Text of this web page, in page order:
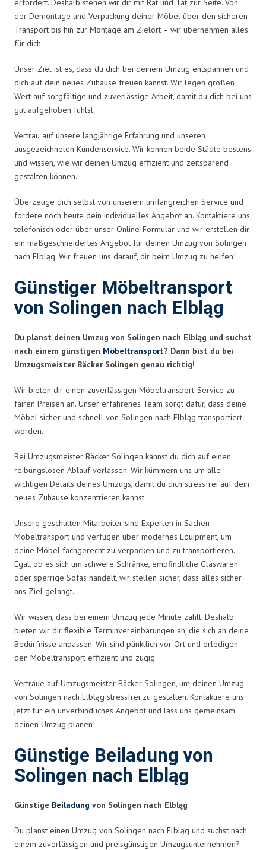
erfordert. Deshalb stehen wir dir mit Rat und Tat zur Seite. Von
der Demontage und Verpackung deiner Möbel über den sicheren
Transport bis hin zur Montage am Zielort – wir übernehmen alles
für dich.
Unser Ziel ist es, dass du dich bei deinem Umzug entspannen und
dich auf dein neues Zuhause freuen kannst. Wir legen großen
Wert auf sorgfältige und zuverlässige Arbeit, damit du dich bei uns
gut aufgehoben fühlst.
Vertrau auf unsere langjährige Erfahrung und unseren
ausgezeichneten Kundenservice. Wir kennen beide Städte bestens
und wissen, wie wir deinen Umzug effizient und zeitsparend
gestalten können.
Überzeuge dich selbst von unserem umfangreichen Service und
fordere noch heute dein individuelles Angebot an. Kontaktiere uns
telefonisch oder über unser Online-Formular und wir erstellen dir
ein maßgeschneidertes Angebot für deinen Umzug von Solingen
nach Elbląg. Wir freuen uns darauf, dir beim Umzug zu helfen!
Günstiger Möbeltransport
von Solingen nach Elbląg
Du planst deinen Umzug von Solingen nach Elbląg und suchst
nach einem günstigen Möbeltransport? Dann bist du bei
Umzugsmeister Bäcker Solingen genau richtig!
Wir bieten dir einen zuverlässigen Möbeltransport-Service zu
fairen Preisen an. Unser erfahrenes Team sorgt dafür, dass deine
Möbel sicher und schnell von Solingen nach Elbląg transportiert
werden.
Bei Umzugsmeister Bäcker Solingen kannst du dich auf einen
reibungslosen Ablauf verlassen. Wir kümmern uns um alle
wichtigen Details deines Umzugs, damit du dich stressfrei auf dein
neues Zuhause konzentrieren kannst.
Unsere geschulten Mitarbeiter sind Experten in Sachen
Möbeltransport und verfügen über modernes Equipment, um
deine Möbel fachgerecht zu verpacken und zu transportieren.
Egal, ob es sich um schwere Schränke, empfindliche Glaswaren
oder sperrige Sofas handelt, wir stellen sicher, dass alles sicher
ans Ziel gelangt.
Wir wissen, dass bei einem Umzug jede Minute zählt. Deshalb
bieten wir dir flexible Terminvereinbarungen an, die sich an deine
Bedürfnisse anpassen. Wir sind pünktlich vor Ort und erledigen
den Möbeltransport effizient und zügig.
Vertraue auf Umzugsmeister Bäcker Solingen, um deinen Umzug
von Solingen nach Elbląg stressfrei zu gestalten. Kontaktiere uns
jetzt für ein unverbindliches Angebot und lass uns gemeinsam
deinen Umzug planen!
Günstige Beiladung von
Solingen nach Elbląg
Günstige Beiladung von Solingen nach Elbląg
Du planst einen Umzug von Solingen nach Elbląg und suchst nach
einem zuverlässigen und preisgünstigen Umzugsunternehmen?